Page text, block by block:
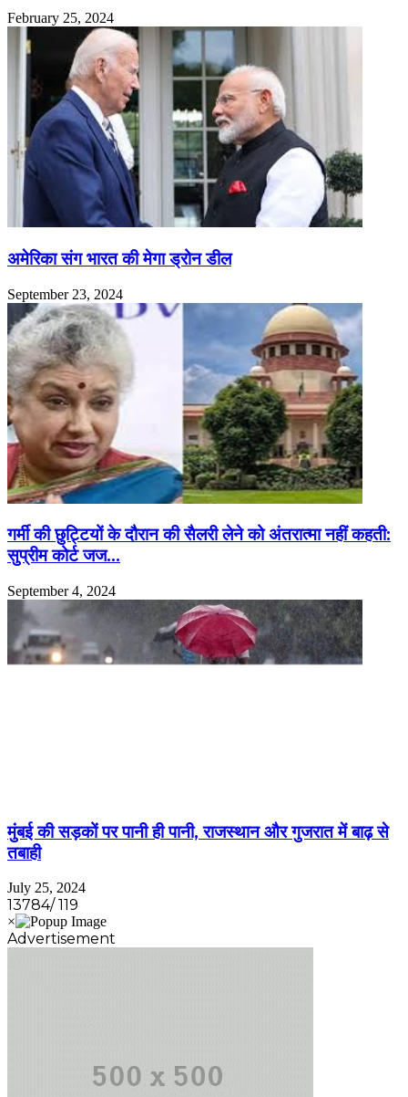
February 25, 2024
अमेरिका संग भारत की मेगा ड्रोन डील
September 23, 2024
गर्मी की छुट्टियों के दौरान की सैलरी लेने को अंतरात्मा नहीं कहती:
सुप्रीम कोर्ट जज…
September 4, 2024
मुंबई की सड़कों पर पानी ही पानी, राजस्थान और गुजरात में बाढ़ से
तबाही
July 25, 2024
13784/ 119
Advertisement